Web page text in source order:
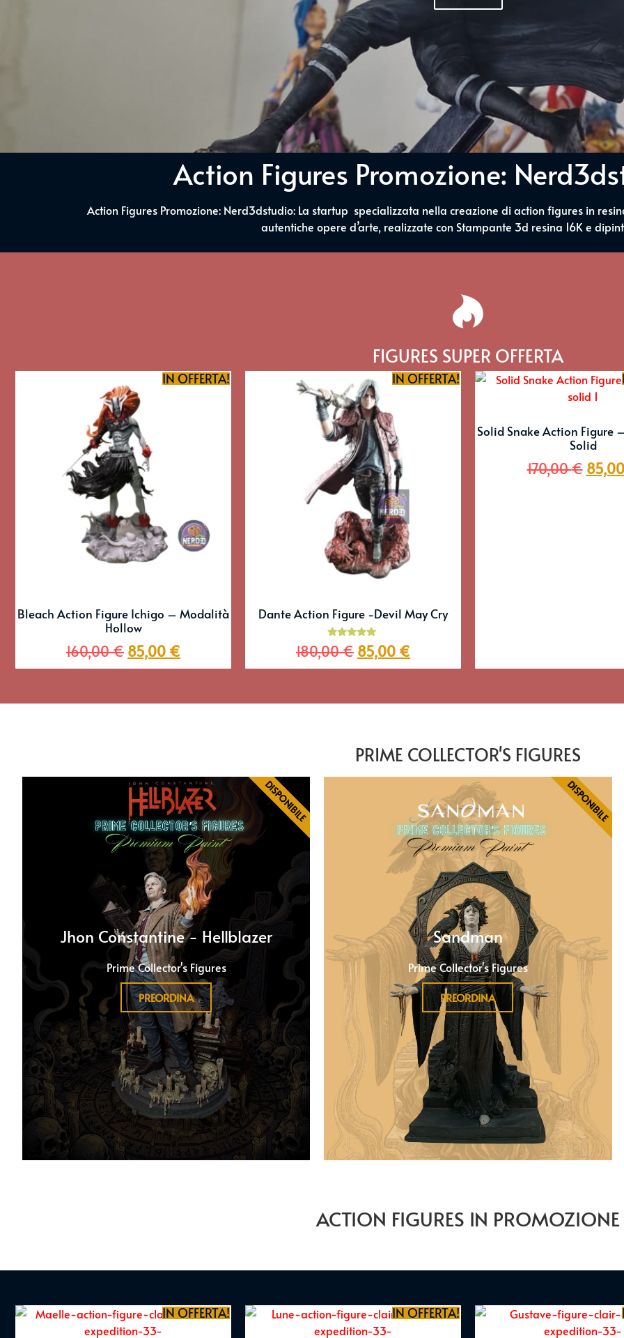
Action Figures Promozione:
Action Figures Promozione: Nerd3dstudio: La startup specializzata nella creazione di action figures in
autentiche opere d’arte, realizzate con Stampante 3d resina 16K e
FIGURES SUPER OFFERTA
IN OFFERTA!
Bleach Action Figure Ichigo – Modalità
Hollow
160,00€ 85,00 €
IN OFFERTA!
Dante Action Figure -Devil May Cry
Valutato
5.00
180,00€ 85,00 €
Solid Snake Action Figure
Solid
170,00€ 85,00
PRIME COLLECTOR'S FIGURES
Jhon Constantine - Hellblazer
Prime Collector's Figures
PREORDINA
DISPONIBILE
Sandman
Prime Collector's Figures
PREORDINA
DISPONIBILE
ACTION FIGURES IN PROMOZIONE
IN OFFERTA! IN OFFERTA!